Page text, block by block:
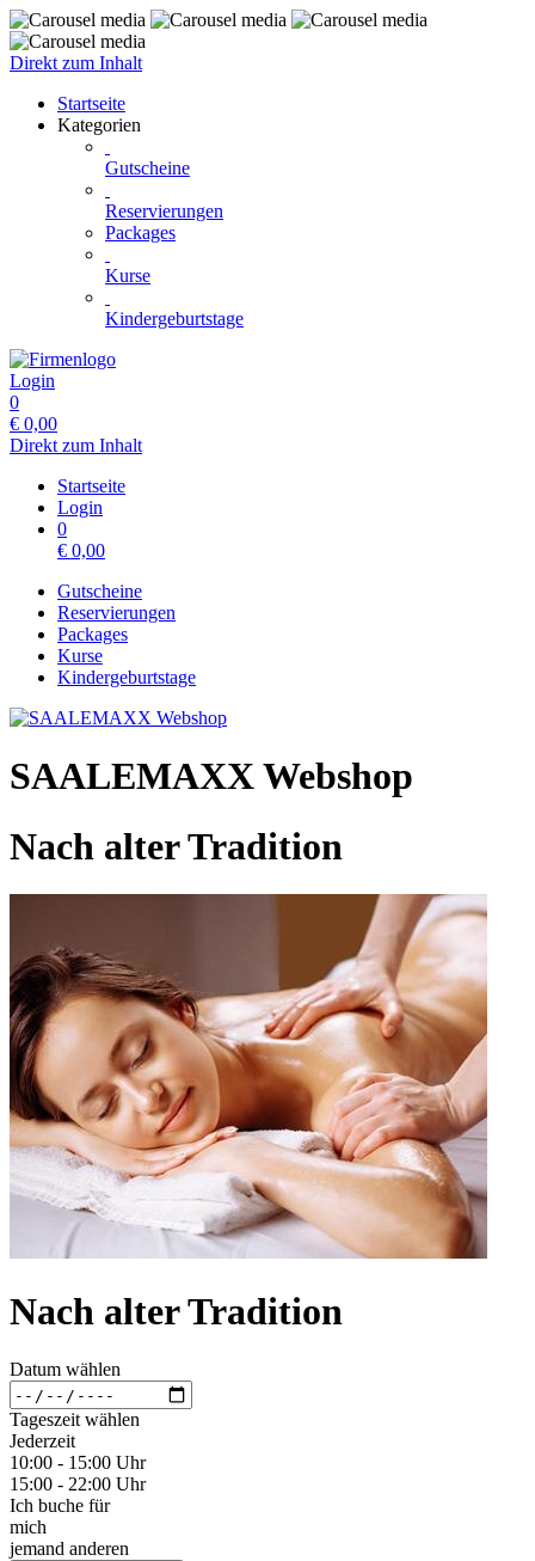
Direkt zum Inhalt
Startseite
Kategorien
Gutscheine
Reservierungen
Packages
Kurse
Kindergeburtstage
Login
0
€ 0,00
Direkt zum Inhalt
Startseite
Login
0
€ 0,00
Gutscheine
Reservierungen
Packages
Kurse
Kindergeburtstage
SAALEMAXX Webshop
Nach alter Tradition
Nach alter Tradition
Datum wählen
Tageszeit wählen
Jederzeit
10:00 - 15:00 Uhr
15:00 - 22:00 Uhr
Ich buche für
mich
jemand anderen